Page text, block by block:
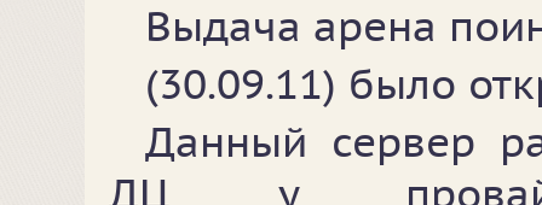
Выдача арена
(30.09.11) было
Данный сервер